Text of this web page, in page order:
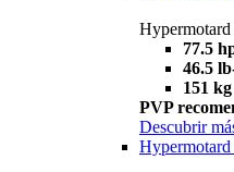
77.5
46.5
151 kg
PVP
Descubrir